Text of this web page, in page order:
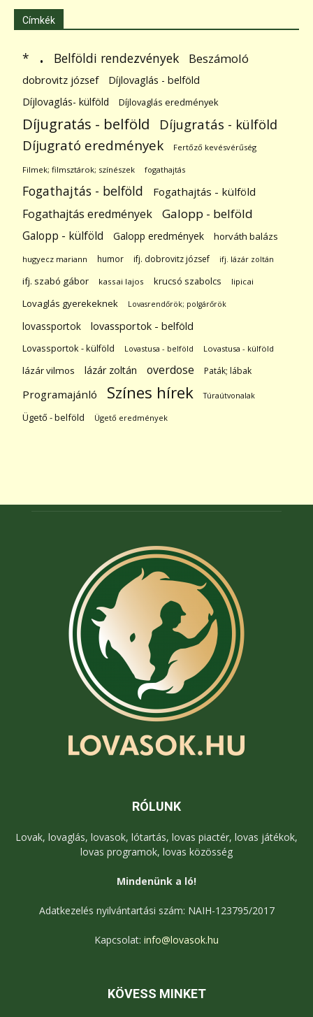
Címkék
* . Belföldi rendezvények Beszámoló
dobrovitz józsef
Díjlovaglás - belföld
Díjlovaglás- külföld
Díjlovaglás eredmények
Díjugratás - belföld Díjugratás - külföld
Díjugrató eredmények Fertőző kevésvérűség
Filmek; filmsztárok; színészek fogathajtás
Fogathajtás - belföld Fogathajtás - külföld
Fogathajtás eredmények Galopp - belföld
Galopp - külföld Galopp eredmények horváth balázs
hugyecz mariann humor ifj. dobrovitz józsef ifj. lázár zoltán
ifj. szabó gábor kassai lajos krucsó szabolcs lipicai
Lovaglás gyerekeknek Lovasrendőrök; polgárőrök
lovassportok lovassportok - belföld
Lovassportok - külföld Lovastusa - belföld Lovastusa - külföld
lázár vilmos lázár zoltán overdose Paták; lábak
Programajánló Színes hírek Túraútvonalak
Ügető - belföld Ügető eredmények
RÓLUNK
Lovak, lovaglás, lovasok, lótartás, lovas piactér, lovas játékok,
lovas programok, lovas közösség
Mindenünk a ló!
Adatkezelés nyilvántartási szám: NAIH-123795/2017
Kapcsolat: info@lovasok.hu
KÖVESS MINKET